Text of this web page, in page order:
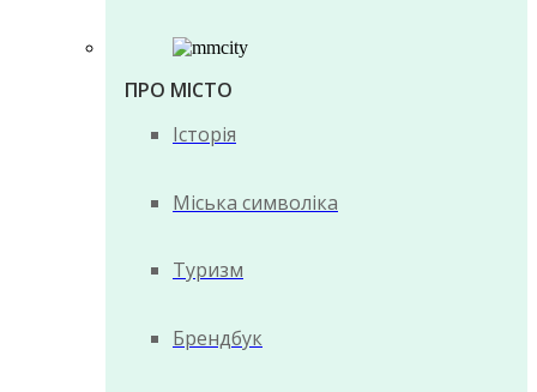
ПРО МІСТО
Історія
Міська символіка
Туризм
Брендбук